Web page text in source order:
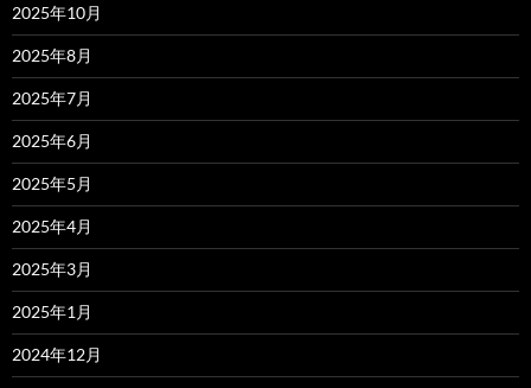
2025年10月
2025年8月
2025年7月
2025年6月
2025年5月
2025年4月
2025年3月
2025年1月
2024年12月